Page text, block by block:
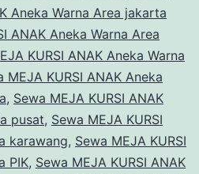
Aneka Warna Area jakarta
ANAK Aneka Warna Area
KURSI ANAK Aneka Warna
MEJA KURSI ANAK Aneka
, Sewa MEJA KURSI ANAK
pusat, Sewa MEJA KURSI
karawang, Sewa MEJA KURSI
PIK, Sewa MEJA KURSI ANAK